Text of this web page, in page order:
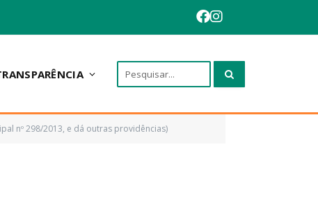
nº 298/2013, e dá outras providências)